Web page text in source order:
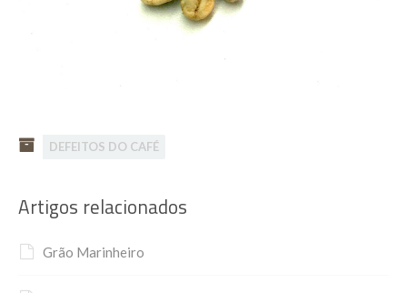
DEFEITOS DO CAFÉ
Artigos relacionados
Grão Marinheiro